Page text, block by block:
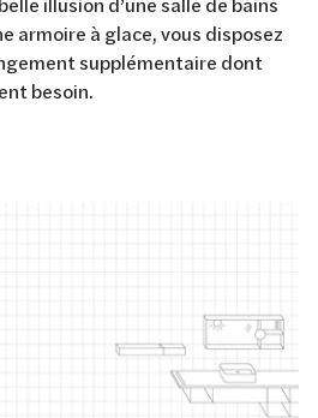
armoire à glace, vous disposez
supplémentaire dont
besoin.